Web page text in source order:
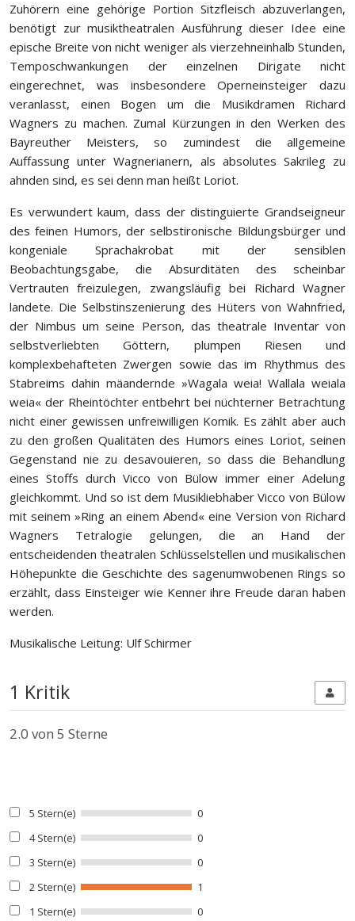
Zuhörern eine gehörige Portion Sitzfleisch abzuverlangen,
benötigt zur musiktheatralen Ausführung dieser Idee eine
epische Breite von nicht weniger als vierzehneinhalb Stunden,
Temposchwankungen der einzelnen Dirigate nicht
eingerechnet, was insbesondere Operneinsteiger dazu
veranlasst, einen Bogen um die Musikdramen Richard
Wagners zu machen. Zumal Kürzungen in den Werken des
Bayreuther Meisters, so zumindest die allgemeine
Auffassung unter Wagnerianern, als absolutes Sakrileg zu
ahnden sind, es sei denn man heißt Loriot.
Es verwundert kaum, dass der distinguierte Grandseigneur
des feinen Humors, der selbstironische Bildungsbürger und
kongeniale Sprachakrobat mit der sensiblen
Beobachtungsgabe, die Absurditäten des scheinbar
Vertrauten freizulegen, zwangsläufig bei Richard Wagner
landete. Die Selbstinszenierung des Hüters von Wahnfried,
der Nimbus um seine Person, das theatrale Inventar von
selbstverliebten Göttern, plumpen Riesen und
komplexbehafteten Zwergen sowie das im Rhythmus des
Stabreims dahin mäandernde »Wagala weia! Wallala weiala
weia« der Rheintöchter entbehrt bei nüchterner Betrachtung
nicht einer gewissen unfreiwilligen Komik. Es zählt aber auch
zu den großen Qualitäten des Humors eines Loriot, seinen
Gegenstand nie zu desavouieren, so dass die Behandlung
eines Stoffs durch Vicco von Bülow immer einer Adelung
gleichkommt. Und so ist dem Musikliebhaber Vicco von Bülow
mit seinem »Ring an einem Abend« eine Version von Richard
Wagners Tetralogie gelungen, die an Hand der
entscheidenden theatralen Schlüsselstellen und musikalischen
Höhepunkte die Geschichte des sagenumwobenen Rings so
erzählt, dass Einsteiger wie Kenner ihre Freude daran haben
werden.
Musikalische Leitung: Ulf Schirmer
1 Kritik
2.0 von 5 Sterne
5 Stern(e)
0
4 Stern(e)
0
3 Stern(e)
0
2 Stern(e)
1
1 Stern(e)
0